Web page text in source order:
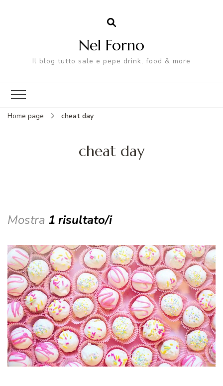
Nel Forno
Il blog tutto sale e pepe drink, food & more
Home page cheat day
cheat day
Mostra 1 risultato/i